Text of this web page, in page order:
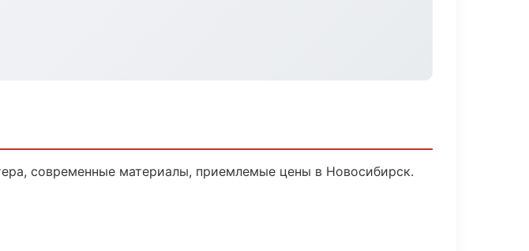
современные материалы, приемлемые цены в Новосибирск.